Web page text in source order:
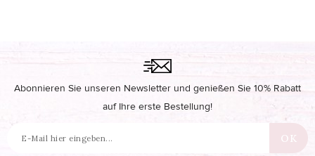
Abonnieren Sie unseren Newsletter und genießen Sie 10% Rabatt
auf Ihre erste Bestellung!